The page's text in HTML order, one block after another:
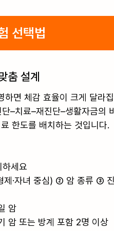
선택법
춤 설계
하면 체감 효율이 크게 달라
–치료–재진단–생활자금의
한도를 배치하는 것입니다.
하세요
제·자녀 중심) ② 암 종류 ③
암
암 또는 방계 포함 2명 이상